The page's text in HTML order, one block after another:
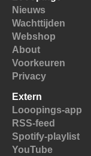
Nieuws
Wachttijden
Webshop
About
Voorkeuren
Privacy
Extern
Looopings-app
RSS-feed
Spotify-playlist
YouTube